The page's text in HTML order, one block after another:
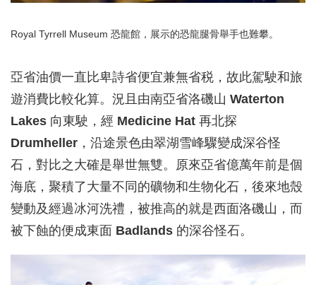
Royal Tyrrell Museum 恐龍館，展示的恐龍腿骨舉手也難攀。
亞省油價一直比卑詩省便宜兼無省税，故此駕駛和旅
遊消費比較化算。況且由南亞省洛磯山 Waterton
Lakes 向東駛，經 Medicine Hat 再北探
Drumheller ，沿途景色由翠湖雪峰驟變成深谷怪
石，對比之大確是舉世無雙。原來亞省億萬年前是個
海底，聚積了大量不同的礦物和生物化石，後來地殼
變動及經過冰河洗禮，被推高的就是西面洛磯山，而
被下蝕的便成東面 Badlands 的深谷怪石。